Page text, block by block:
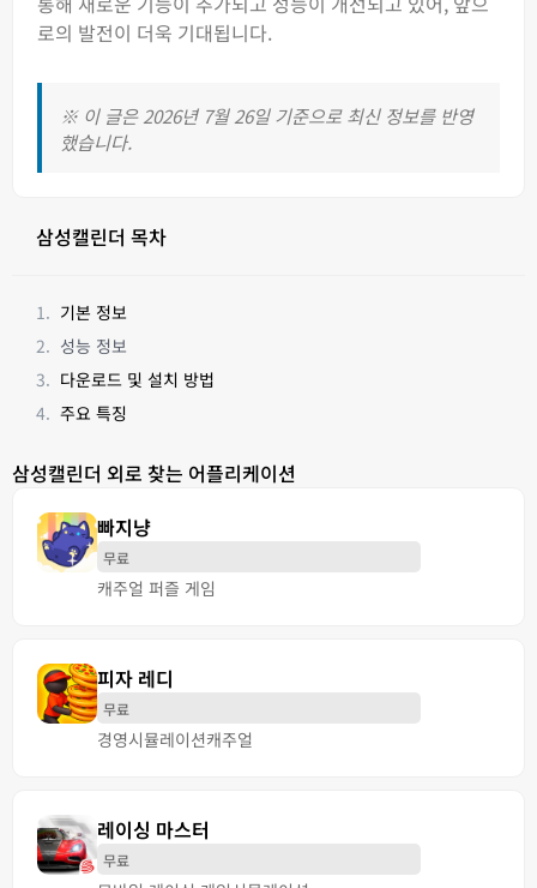
로의 발전이 더욱 기대됩니다.
※ 이 글은 2026년 7월 26일 기준으로 최신 정보를 반영
했습니다.
삼성캘린더 목차
기본 정보
성능 정보
다운로드 및 설치 방법
주요 특징
삼성캘린더 외로 찾는 어플리케이션
빠지냥
무료
캐주얼 퍼즐 게임
피자 레디
무료
경영시뮬레이션캐주얼
레이싱 마스터
무료